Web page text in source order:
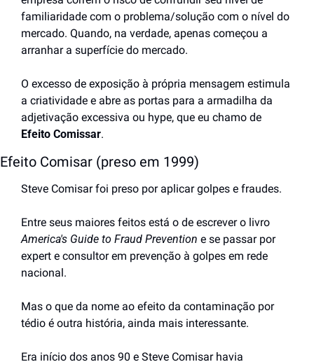
familiaridade com o problema/solução com o nível do
mercado. Quando, na verdade, apenas começou a
arranhar a superfície do mercado.
O excesso de exposição à própria mensagem estimula
a criatividade e abre as portas para a armadilha da
Efeito Comissar.
Efeito Comisar (preso em 1999)
Steve Comisar foi preso por aplicar golpes e fraudes.
America's Guide to Fraud Prevention e se passar por
expert e consultor em prevenção à golpes em rede
nacional.
Mas o que da nome ao efeito da contaminação por
tédio é outra história, ainda mais interessante.
Era início dos anos 90 e Steve Comisar havia